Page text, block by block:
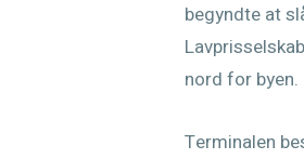
begyndte at
nord for byen.
Terminalen